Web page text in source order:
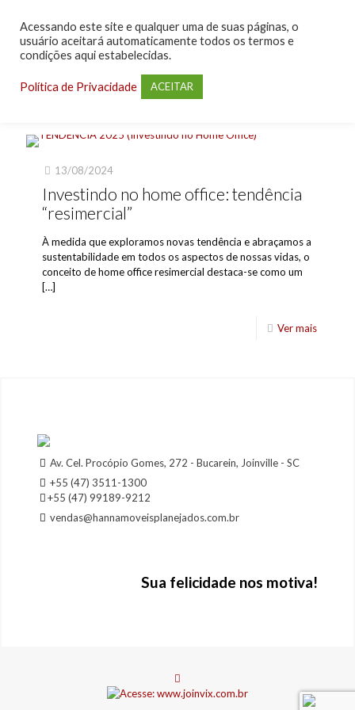
13/08/2024
Investindo no home office: tendência
“resimercial”
À medida que exploramos novas tendência e abraçamos a
sustentabilidade em todos os aspectos de nossas vidas, o
conceito de home office resimercial destaca-se como um
[…]
Ver mais
Av. Cel. Procópio Gomes, 272 - Bucarein, Joinville - SC
+55 (47) 3511-1300
+55 (47) 99189-9212
vendas@hannamoveisplanejados.com.br
Sua felicidade nos motiva!
Acessando este site e qualquer uma de suas páginas, o
usuário aceitará automaticamente todos os termos e
condições aqui estabelecidas.
Política de Privacidade ACEITAR